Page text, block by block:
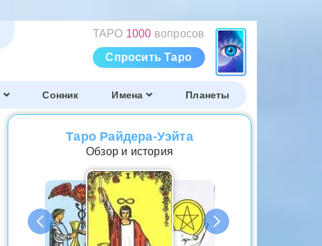
ТАРО 1000 вопросов
Спросить Таро
Сонник Имена Планеты
Таро Райдера-Уэйта
Обзор и история